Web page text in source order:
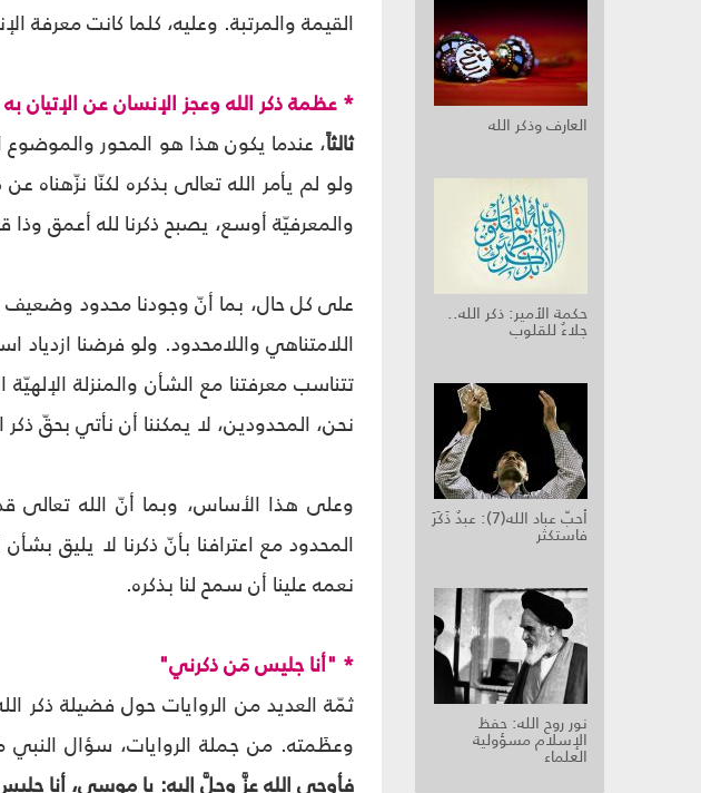
العارف وذكر الله
حكمة الأمير: ذكر الله..
جلاءٌ للقلوب
أحبّ عباد الله(7): عبدٌ ذَكَرَ
فاستكثر
نور روح الله: حفظ
الإسلام مسؤولية
العلماء
القيمة والمرتبة. وعليه، كلما كانت معرفة
* عظمة ذكر الله وعجز الإنسان عن الإتيان به
ثالثاً، عندما يكون هذا هو المحور والموضوع
ولو لم يأمر الله تعالى بذكره لكنّا
والمعرفيّة أوسع، يصبح ذكرنا لله أعمق وذا
على كل حال، بما أنّ وجودنا محدود وضعيف
اللامتناهي واللامحدود. ولو فرضنا ازدياد
تتناسب معرفتنا مع الشأن والمنزلة الإلهيّة
نحن، المحدودين، لا يمكننا أن نأتي بحقّ ذكر
وعلى هذا الأساس، وبما أنّ الله تعالى
المحدود مع اعترافنا بأنّ ذكرنا لا يليق
نعمه علينا أن سمح لنا بذكره.
* "أنا جليس مَن ذكرني"
ثمّة العديد من الروايات حول فضيلة ذكر
وعظَمته. من جملة الروايات، سؤال
فأوحى الله عزَّ وجلَّ إليه: يا موسى، أنا